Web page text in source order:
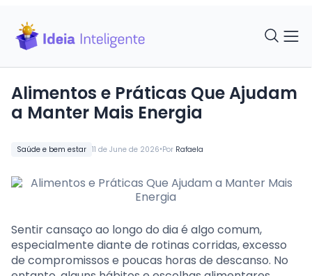
Saúde e bem estar 11 de June de 2026•Por Rafaela
Alimentos e Práticas Que Ajudam
a Manter Mais Energia
Sentir cansaço ao longo do dia é algo comum,
especialmente diante de rotinas corridas, excesso
de compromissos e poucas horas de descanso. No